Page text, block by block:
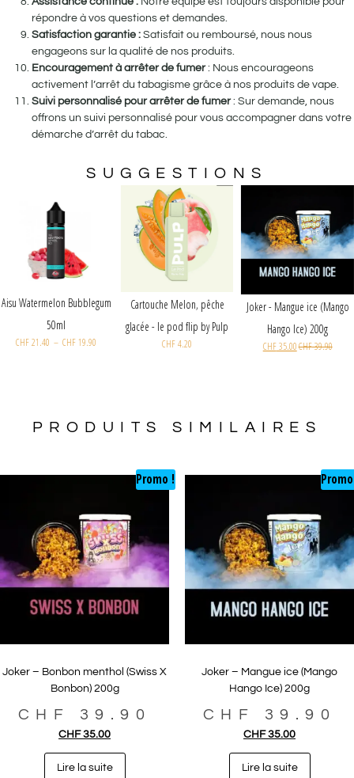
répondre à vos questions et demandes.
Satisfaction garantie : Satisfait ou remboursé, nous nous
engageons sur la qualité de nos produits.
Encouragement à arrêter de fumer: Nous encourageons
activement l’arrêt du tabagisme grâce à nos produits de vape.
Suivi personnalisé pour arrêter de fumer: Sur demande, nous
offrons un suivi personnalisé pour vous accompagner dans votre
démarche d’arrêt du tabac.
SUGGESTIONS
Aisu
CHF21.40
APALOOSA - SHORTFILL
FORMAT - 503 | 50ML
19.90
CHF
Joker - Cola ice (Huba X Hola)
CHF35.00
PRODUITS SIMILAIRES
Promo !
Joker – Bonbon menthol (Swiss X
Bonbon) 200g
CHF 39.90
CHF35.00
Lire la suite
Joker – Mangue ice (Mango
Hango Ice) 200g
CHF 39.90
CHF35.00
Lire la suite